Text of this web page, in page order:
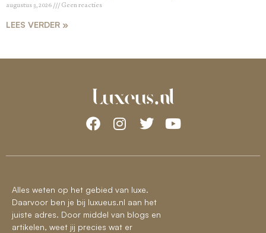
augustus 3, 2026 Geen reacties
LEES VERDER »
Alles weten op het gebied van luxe.
Daarvoor ben je bij luxueus.nl aan het
juiste adres. Door middel van blogs en
artikelen, weet jij precies wat er